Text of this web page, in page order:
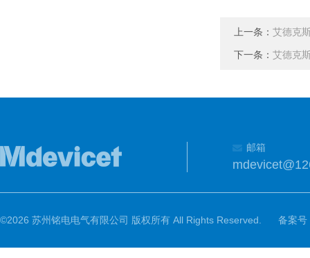
上一条： 艾德克
下一条： 艾德克
邮箱
©2026 苏州铭电电气有限公司 版权所有 All Rights Reserved. 备案号